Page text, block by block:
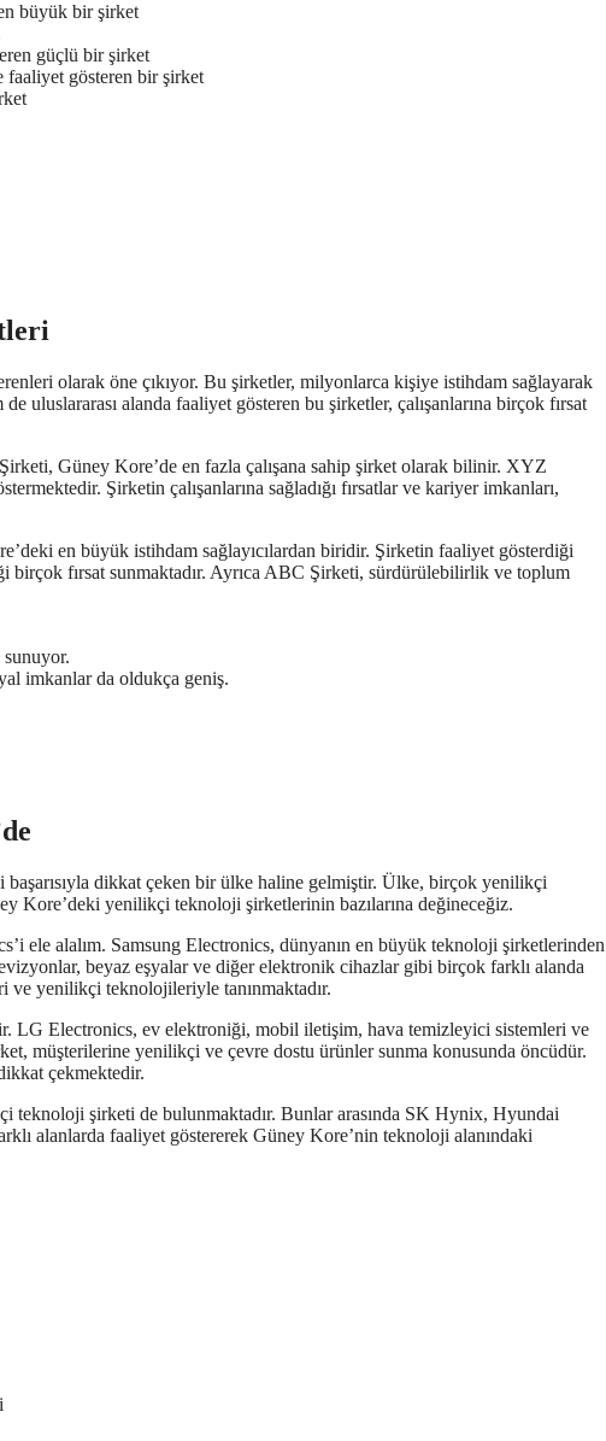
büyük bir şirket
güçlü bir şirket
gösteren bir şirket
olarak öne çıkıyor. Bu şirketler, milyonlarca kişiye istihdam sağlayarak
alanda faaliyet gösteren bu şirketler, çalışanlarına birçok fırsat
Güney Kore’de en fazla çalışana sahip şirket olarak bilinir. XYZ
Şirketin çalışanlarına sağladığı fırsatlar ve kariyer imkanları,
en büyük istihdam sağlayıcılardan biridir. Şirketin faaliyet gösterdiği
birçok fırsat sunmaktadır. Ayrıca ABC Şirketi, sürdürülebilirlik ve toplum
imkanlar da oldukça geniş.
dikkat çeken bir ülke haline gelmiştir. Ülke, birçok yenilikçi
Kore’deki yenilikçi teknoloji şirketlerinin bazılarına değineceğiz.
ele alalım. Samsung Electronics, dünyanın en büyük teknoloji şirketlerinden
beyaz eşyalar ve diğer elektronik cihazlar gibi birçok farklı alanda
yenilikçi teknolojileriyle tanınmaktadır.
Electronics, ev elektroniği, mobil iletişim, hava temizleyici sistemleri ve
müşterilerine yenilikçi ve çevre dostu ürünler sunma konusunda öncüdür.
çekmektedir.
teknoloji şirketi de bulunmaktadır. Bunlar arasında SK Hynix, Hyundai
alanlarda faaliyet göstererek Güney Kore’nin teknoloji alanındaki